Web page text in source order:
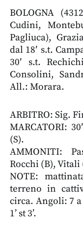
BOLOGNA
Cudini,
Pagliuca),
dal 18′ s.t.
30′ s.t.
Consolini,
All.: Morara.
ARBITRO: Sig.
MARCATORI:
(S).
AMMONITI:
Rocchi (B), Vitali
NOTE:
terreno in
circa. Angoli: 7
1’ st 3’.